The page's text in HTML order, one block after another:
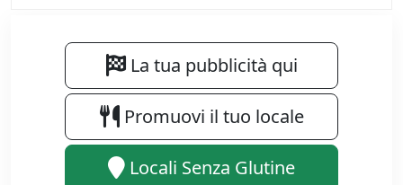
La tua pubblicità qui
Promuovi il tuo locale
Locali Senza Glutine